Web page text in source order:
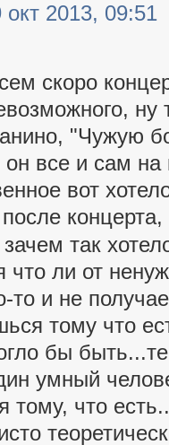
2013, 09:51
скоро
"Чужую
все и сам на
вот
так
что ли от
то и не
тому что
бы
умный
тому, что